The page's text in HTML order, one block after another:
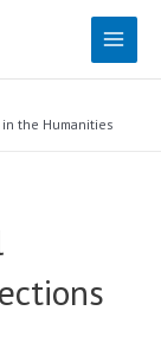
Main
the Humanities